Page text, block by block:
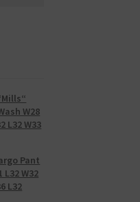
W28
L32 W33
Pant
L32 W32
L32